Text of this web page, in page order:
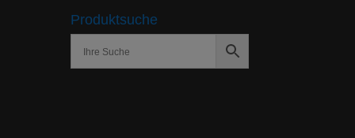
Produktsuche